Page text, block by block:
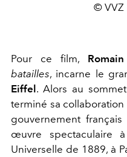
© VVZ
Pour ce film,
batailles, incarne le
Eiffel. Alors au
terminé sa
gouvernement
œuvre spectaculaire à
Universelle de 1889, à